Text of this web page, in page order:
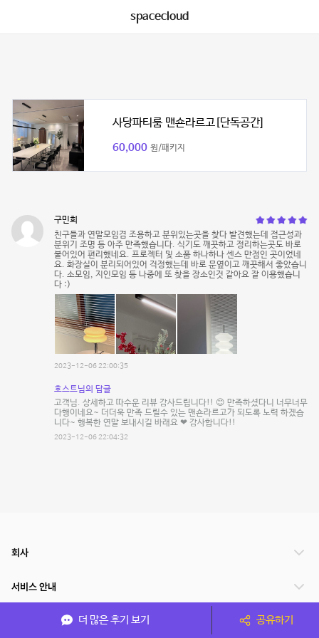
spacecloud
사당파티룸 맨숀라르고[단독공간]
60,000 원/패키지
구민희
친구들과 연말모임겸 조용하고 분위있는곳을 찾다 발견했는데 접근성과
분위기 조명 등 아주 만족했습니다. 식기도 깨끗하고 정리하는곳도 바로
붙어있어 편리했네요. 프로젝터 및 소품 하나하나 센스 만점인 곳이었네
요. 화장실이 분리되어있어 걱정했는데 바로 문옆이고 깨끗해서 좋았습니
다. 소모임, 지인모임 등 나중에 또 찾을 장소인것 같아요 잘 이용했습니
다 :)
2023-12-06 22:00:35
호스트님의 답글
고객님. 상세하고 따수운 리뷰 감사드립니다!! 😊 만족하셨다니 너무너무
다행이네요~ 더더욱 만족 드릴수 있는 맨숀라르고가 되도록 노력 하겠습
니다~ 행복한 연말 보내시길 바래요 ❤ 감사합니다!!
2023-12-06 22:04:32
더 많은 후기 보기 공유하기
회사
서비스 안내